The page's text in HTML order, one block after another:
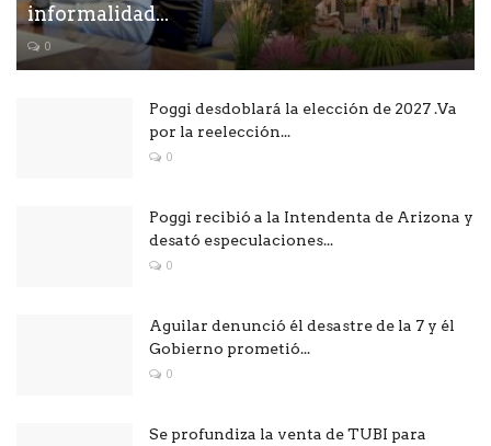
informalidad...
0
Poggi desdoblará la elección de 2027 .Va
por la reelección...
0
Poggi recibió a la Intendenta de Arizona y
desató especulaciones...
0
Aguilar denunció él desastre de la 7 y él
Gobierno prometió...
0
Se profundiza la venta de TUBI para